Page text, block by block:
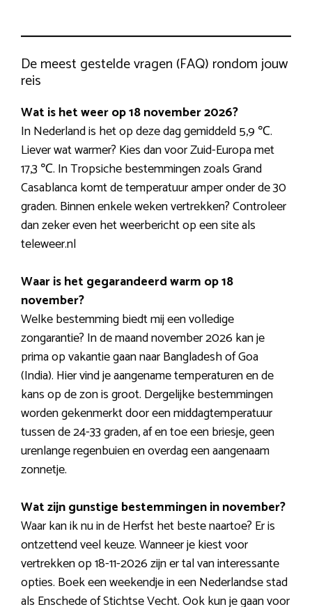
De meest gestelde vragen (FAQ) rondom jouw
reis
Wat is het weer op 18 november 2026?
In Nederland is het op deze dag gemiddeld 5,9 ℃.
Liever wat warmer? Kies dan voor Zuid-Europa met
17,3 ℃. In Tropsiche bestemmingen zoals Grand
Casablanca komt de temperatuur amper onder de 30
graden. Binnen enkele weken vertrekken? Controleer
dan zeker even het weerbericht op een site als
teleweer.nl
Waar is het gegarandeerd warm op 18
november?
Welke bestemming biedt mij een volledige
zongarantie? In de maand november 2026 kan je
prima op vakantie gaan naar Bangladesh of Goa
(India). Hier vind je aangename temperaturen en de
kans op de zon is groot. Dergelijke bestemmingen
worden gekenmerkt door een middagtemperatuur
tussen de 24-33 graden, af en toe een briesje, geen
urenlange regenbuien en overdag een aangenaam
zonnetje.
Wat zijn gunstige bestemmingen in november?
Waar kan ik nu in de Herfst het beste naartoe? Er is
ontzettend veel keuze. Wanneer je kiest voor
vertrekken op 18-11-2026 zijn er tal van interessante
opties. Boek een weekendje in een Nederlandse stad
als Enschede of Stichtse Vecht. Ook kun je gaan voor